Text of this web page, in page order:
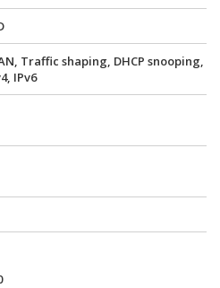
Traffic shaping, DHCP snooping,
IPv6